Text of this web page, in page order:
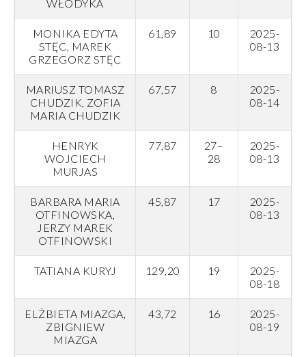
WŁODYKA
MONIKA EDYTA
STĘC, MAREK
GRZEGORZ STĘC
61,89 10
2025-
08-13
MARIUSZ TOMASZ
CHUDZIK, ZOFIA
MARIA CHUDZIK
67,57 8
2025-
08-14
HENRYK
WOJCIECH
MURJAS
77,87
27–
28
2025-
08-13
BARBARA MARIA
OTFINOWSKA,
JERZY MAREK
OTFINOWSKI
45,87 17
2025-
08-13
TATIANA KURYJ 129,20 19
2025-
08-18
ELŻBIETA MIAZGA,
ZBIGNIEW
MIAZGA
43,72 16
2025-
08-19